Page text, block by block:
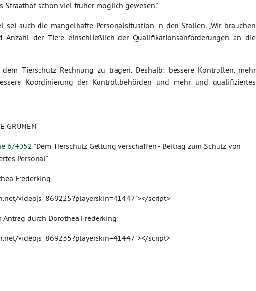
Straathof schon viel früher möglich gewesen."
auch die mangelhafte Personalsituation in den Ställen. „Wir brauchen
der Tiere einschließlich der Qualifikationsanforderungen an die
Tierschutz Rechnung zu tragen. Deshalb: bessere Kontrollen, mehr
Koordinierung der Kontrollbehörden und mehr und qualifiziertes
GRÜNEN
6/4052 "Dem Tierschutz Geltung verschaffen - Beitrag zum Schutz von
Personal"
Frederking
videojs_869225?playerskin=41447"></script>
durch Dorothea Frederking:
videojs_869235?playerskin=41447"></script>